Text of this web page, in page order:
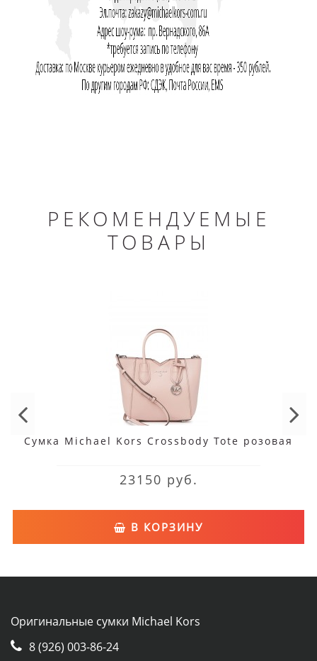
РЕКОМЕНДУЕМЫЕ
ТОВАРЫ
Сумка Michael Kors Crossbody Tote розовая
23150 руб.
В КОРЗИНУ
Оригинальные сумки Michael Kors
8 (926) 003-86-24